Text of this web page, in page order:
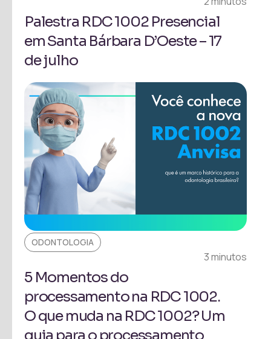
Palestra RDC 1002 Presencial
em Santa Bárbara D’Oeste – 17
de julho
ODONTOLOGIA
3 minutos
5 Momentos do
processamento na RDC 1002.
O que muda na RDC 1002? Um
guia para o processamento